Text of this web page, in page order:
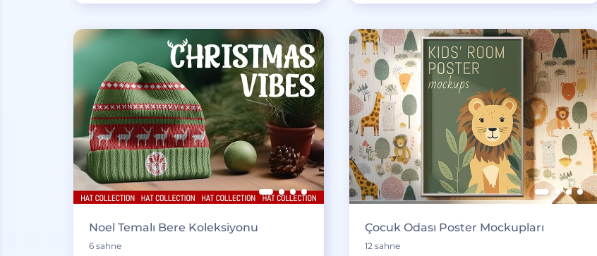
Noel Temalı Bere Koleksiyonu
6 sahne
Çocuk Odası Poster Mockupları
12 sahne